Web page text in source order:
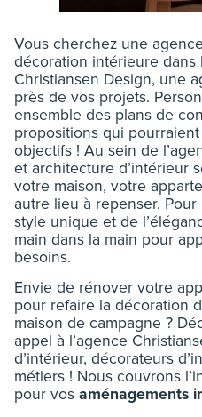
Vous cherchez une
décoration intérieure dans
Christiansen Design, une
près de vos projets.
ensemble des plans de
propositions qui
objectifs ! Au sein de
et architecture d’intérieur
votre maison, votre
autre lieu à repenser.
style unique et de
main dans la main pour
besoins.
Envie de rénover votre
pour refaire la décoration
maison de campagne ?
appel à l’agence
d’intérieur, décorateurs
métiers ! Nous couvrons
pour vos aménagements